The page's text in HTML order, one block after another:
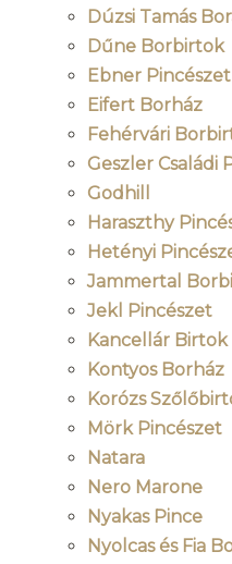
Dúzsi Tamás
Dűne Borbirtok
Ebner Pincészet
Eifert Borház
Fehérvári
Geszler Családi
Godhill
Haraszthy
Hetényi
Jammertal
Jekl Pincészet
Kancellár Birtok
Kontyos Borház
Korózs
Mörk Pincészet
Natara
Nero Marone
Nyakas Pince
Nyolcas és Fia